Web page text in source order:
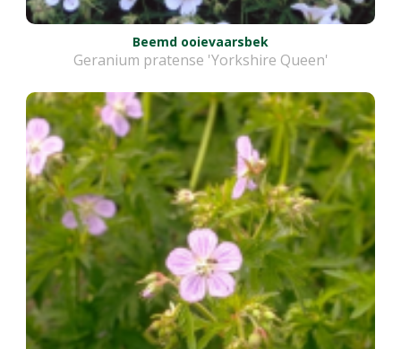
Beemd ooievaarsbek
Geranium pratense 'Yorkshire Queen'